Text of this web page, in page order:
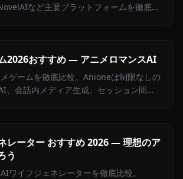
など主要プラットフォームを徹底レ
2026おすすめ — アニメロマンスAI
ゲームを徹底比較。Anioneは制限なしの
、会話内メディア生成、セッション間記
レーター おすすめ 2026 — 理想のア
う
ワイフジェネレーターを徹底比較。